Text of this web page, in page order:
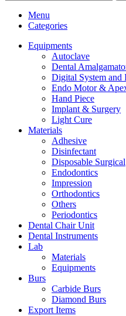
Menu
Categories
Equipments
Autoclave
Dental
Digital System and
Endo Motor &
Hand Piece
Implant & Surgery
Light Cure
Materials
Adhesive
Disinfectant
Disposable Surgical
Endodontics
Impression
Orthodontics
Others
Periodontics
Dental Chair Unit
Dental Instruments
Lab
Materials
Equipments
Burs
Carbide Burs
Diamond Burs
Export Items